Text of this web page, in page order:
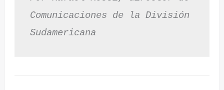
Comunicaciones de la División
Sudamericana